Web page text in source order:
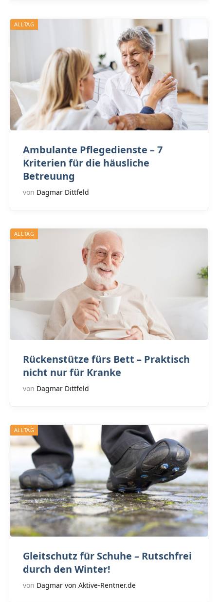
ALLTAG
Ambulante Pflegedienste – 7
Kriterien für die häusliche
Betreuung
von Dagmar Dittfeld
ALLTAG
Rückenstütze fürs Bett – Praktisch
nicht nur für Kranke
von Dagmar Dittfeld
ALLTAG
Gleitschutz für Schuhe – Rutschfrei
durch den Winter!
von Dagmar von Aktive-Rentner.de